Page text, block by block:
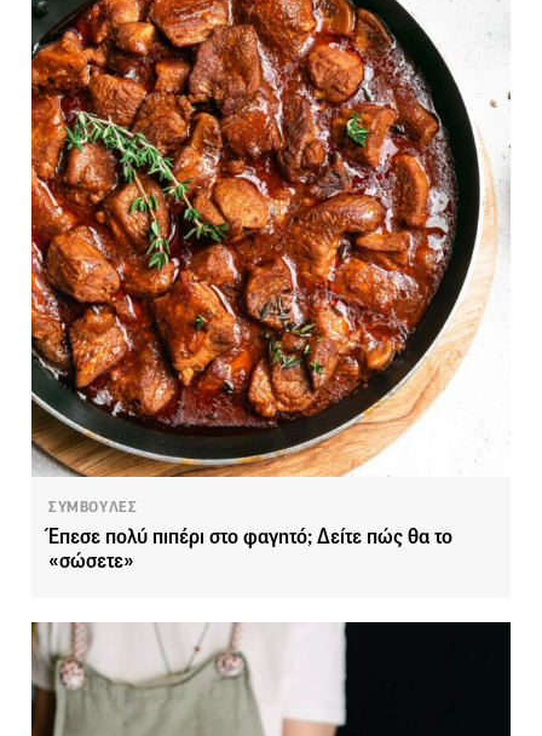
ΣΥΜΒΟΥΛΕΣ
Έπεσε πολύ πιπέρι στο φαγητό; Δείτε πώς θα το
«σώσετε»